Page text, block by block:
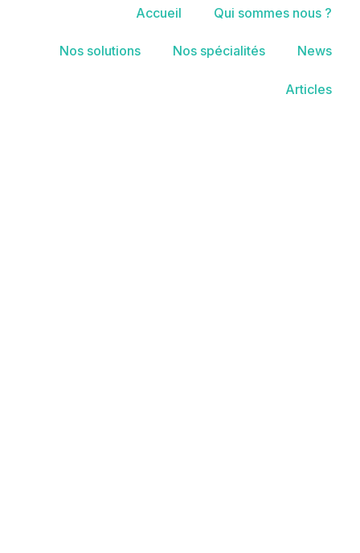
Accueil Qui sommes nous ?
Nos solutions Nos spécialités News
Articles